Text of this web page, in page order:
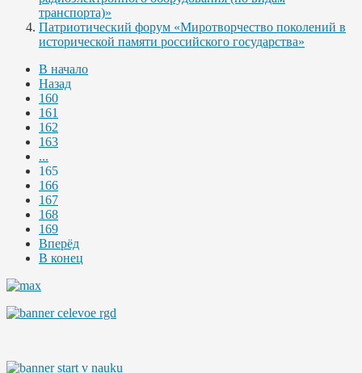
транспорта)»
Патриотический форум «Миротворчество поколений в
исторической памяти российского государства»
В начало
Назад
160
161
162
163
...
165
166
167
168
169
Вперёд
В конец